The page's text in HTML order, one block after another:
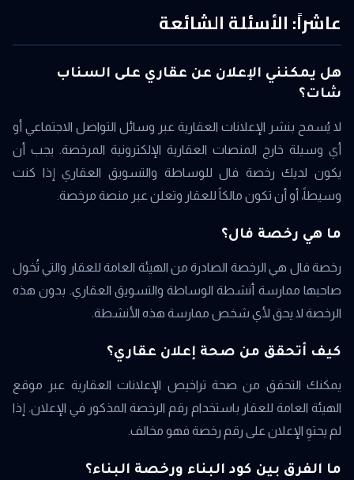
عاشراً: الأسئلة الشائعة
هل يمكنني الإعلان عن عقاري على السناب
شات؟
لا يُسمح بنشر الإعلانات العقارية عبر وسائل التواصل الاجتماعي أو
أي وسيلة خارج المنصات العقارية الإلكترونية المرخصة. يجب أن
يكون لديك رخصة فال للوساطة والتسويق العقاري إذا كنت
وسيطاً، أو أن تكون مالكاً للعقار وتعلن عبر منصة مرخصة.
ما هي رخصة فال؟
رخصة فال هي الرخصة الصادرة من الهيئة العامة للعقار والتي تُخول
صاحبها ممارسة أنشطة الوساطة والتسويق العقاري. بدون هذه
الرخصة لا يحق لأي شخص ممارسة هذه الأنشطة.
كيف أتحقق من صحة إعلان عقاري؟
يمكنك التحقق من صحة تراخيص الإعلانات العقارية عبر موقع
الهيئة العامة للعقار باستخدام رقم الرخصة المذكور في الإعلان. إذا
لم يحتوِ الإعلان على رقم رخصة فهو مخالف.
ما الفرق بين كود البناء ورخصة البناء؟